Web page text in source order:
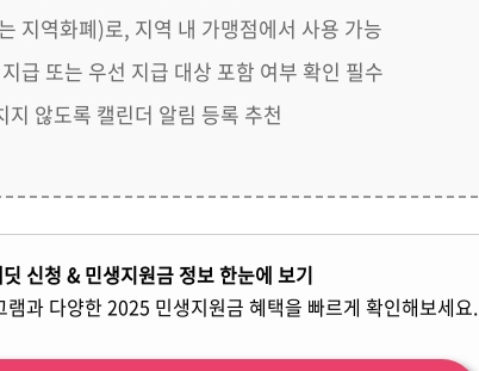
지역화폐)로, 지역 내 가맹점에서 사용 가능
급 또는 우선 지급 대상 포함 여부 확인 필수
않도록 캘린더 알림 등록 추천
신청 & 민생지원금 정보 한눈에 보기
과 다양한 2025 민생지원금 혜택을 빠르게 확인해보세요.